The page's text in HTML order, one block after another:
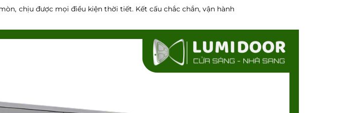
chịu được mọi điều kiện thời tiết. Kết cấu chắc chắn, vận hành